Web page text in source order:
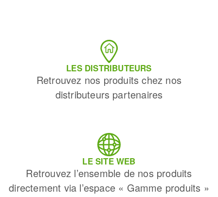
LES DISTRIBUTEURS
Retrouvez nos produits chez nos
distributeurs partenaires
LE SITE WEB
Retrouvez l’ensemble de nos produits
directement via l’espace « Gamme produits »